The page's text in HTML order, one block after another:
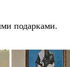
подарками.